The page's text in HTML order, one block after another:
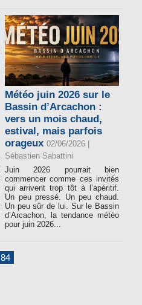
Météo juin 2026 sur le
Bassin d’Arcachon :
vers un mois chaud,
estival, mais parfois
orageux 02/06/2026 |
Sébastien Sabattini
Juin 2026 pourrait bien
commencer comme ces invités
qui arrivent trop tôt à l’apéritif.
Un peu pressé. Un peu chaud.
Un peu sûr de lui. Sur le Bassin
d’Arcachon, la tendance météo
pour juin 2026...
84